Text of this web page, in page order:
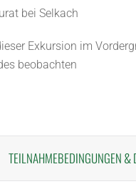
bei Selkach
Exkursion im
beobachten
TEILNAHMEBEDINGUNGEN &